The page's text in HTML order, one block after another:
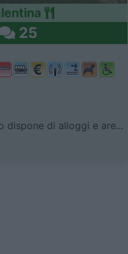
25
dispone di alloggi e are...